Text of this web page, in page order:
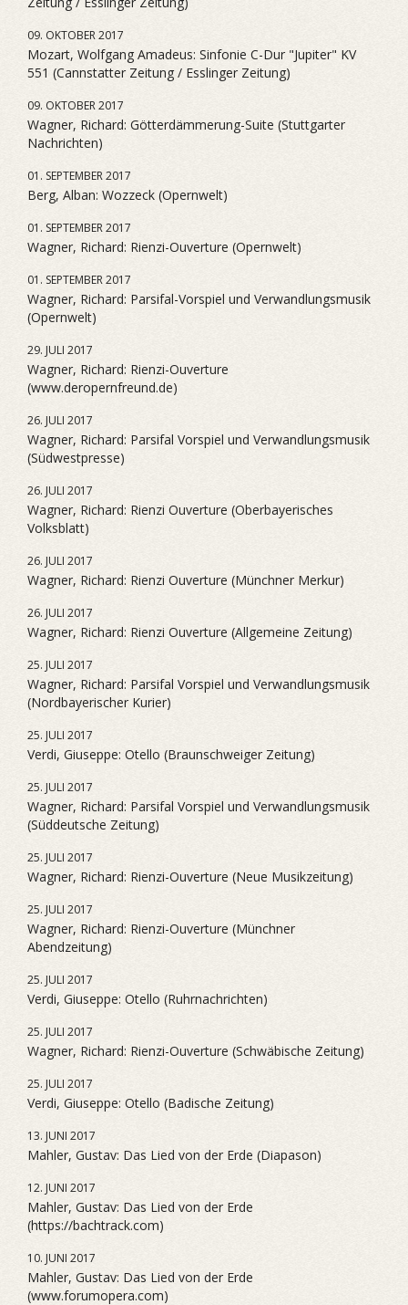
09. OKTOBER 2017
Mozart, Wolfgang Amadeus: Sinfonie C-Dur "Jupiter" KV
551 (Cannstatter Zeitung / Esslinger Zeitung)
09. OKTOBER 2017
Wagner, Richard: Götterdämmerung-Suite (Stuttgarter
Nachrichten)
01. SEPTEMBER 2017
Berg, Alban: Wozzeck (Opernwelt)
01. SEPTEMBER 2017
Wagner, Richard: Rienzi-Ouverture (Opernwelt)
01. SEPTEMBER 2017
Wagner, Richard: Parsifal-Vorspiel und Verwandlungsmusik
(Opernwelt)
29. JULI 2017
Wagner, Richard: Rienzi-Ouverture
(www.deropernfreund.de)
26. JULI 2017
Wagner, Richard: Parsifal Vorspiel und Verwandlungsmusik
(Südwestpresse)
26. JULI 2017
Wagner, Richard: Rienzi Ouverture (Oberbayerisches
Volksblatt)
26. JULI 2017
Wagner, Richard: Rienzi Ouverture (Münchner Merkur)
26. JULI 2017
Wagner, Richard: Rienzi Ouverture (Allgemeine Zeitung)
25. JULI 2017
Wagner, Richard: Parsifal Vorspiel und Verwandlungsmusik
(Nordbayerischer Kurier)
25. JULI 2017
Verdi, Giuseppe: Otello (Braunschweiger Zeitung)
25. JULI 2017
Wagner, Richard: Parsifal Vorspiel und Verwandlungsmusik
(Süddeutsche Zeitung)
25. JULI 2017
Wagner, Richard: Rienzi-Ouverture (Neue Musikzeitung)
25. JULI 2017
Wagner, Richard: Rienzi-Ouverture (Münchner
Abendzeitung)
25. JULI 2017
Verdi, Giuseppe: Otello (Ruhrnachrichten)
25. JULI 2017
Wagner, Richard: Rienzi-Ouverture (Schwäbische Zeitung)
25. JULI 2017
Verdi, Giuseppe: Otello (Badische Zeitung)
13. JUNI 2017
Mahler, Gustav: Das Lied von der Erde (Diapason)
12. JUNI 2017
Mahler, Gustav: Das Lied von der Erde
(https://bachtrack.com)
10. JUNI 2017
Mahler, Gustav: Das Lied von der Erde
(www.forumopera.com)